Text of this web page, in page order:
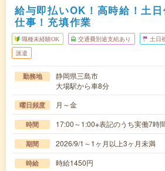
給与即払いOK！高時給！土
仕事！充填作業
職種未経験OK 交通費別途支給あり 土日
派遣
勤務地
静岡県三島市
大場駅から車8分
曜日頻度 月～金
時間 17:00～1:00※表記のうち実働7時間
期間 2026/9/1～1ヶ月以上3ヶ月未満
時給 時給1450円